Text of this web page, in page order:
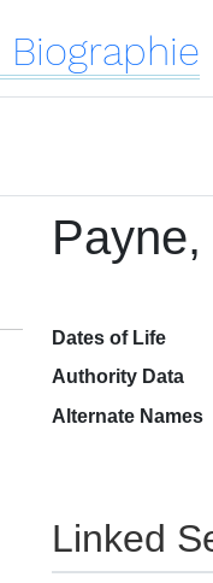
Biographie
Dates of Life
Authority Data
Alternate Names
Linked